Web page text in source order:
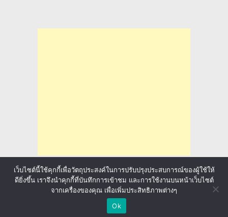
ล่าทุนการศึกษา มาลุ้นให้ทั่วโลก
ประกันภัยรถยนต์
เว็บไซต์นี้ใช้คุกกี้เพื่อวัตถุประสงค์ในการปรับปรุงประสบการณ์ของผู้ใช้ให้
ดียิ่งขึ้น เราจึงนำคุกกี้ที่บันทึกการเข้าชม และการใช้งานบนหน้าเว็บไซต์
จากเครื่องของคุณ เพื่อเพิ่มประสิทธิภาพต่างๆ
Ok